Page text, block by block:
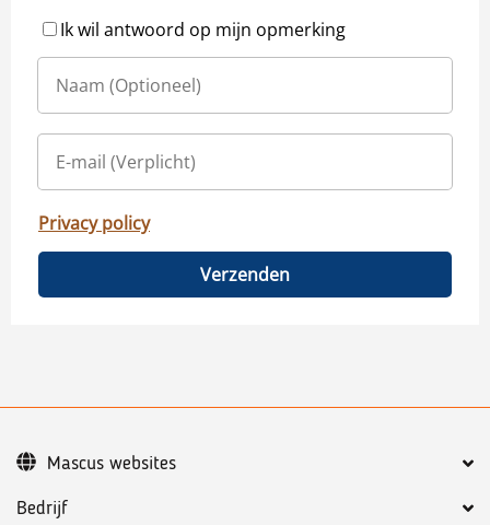
Ik wil antwoord op mijn opmerking
Privacy policy
Verzenden
Bedrijf
Mascus websites